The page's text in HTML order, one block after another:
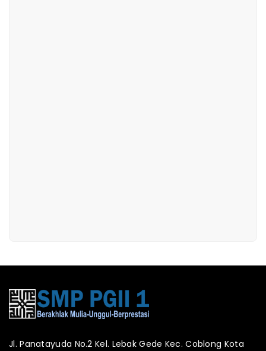
Jl. Panatayuda No.2 Kel. Lebak Gede Kec. Coblong Kota